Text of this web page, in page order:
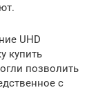
UHD
купить
позволить
с